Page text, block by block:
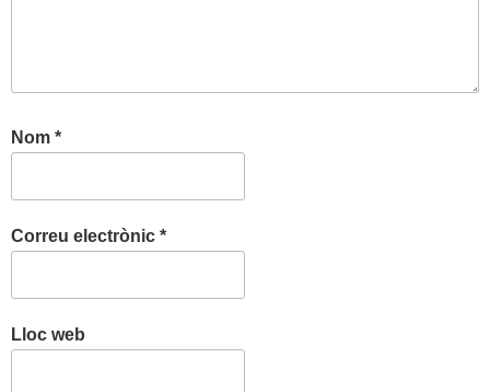
Nom *
Correu electrònic *
Lloc web